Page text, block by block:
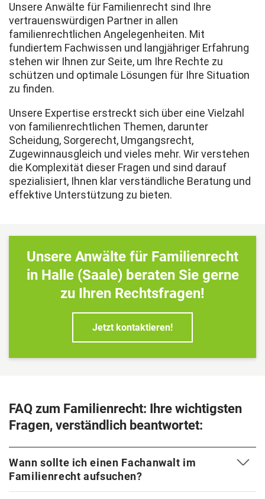
Unsere Anwälte für Familienrecht sind Ihre
vertrauenswürdigen Partner in allen
familienrechtlichen Angelegenheiten. Mit
fundiertem Fachwissen und langjähriger Erfahrung
stehen wir Ihnen zur Seite, um Ihre Rechte zu
schützen und optimale Lösungen für Ihre Situation
zu finden.
Unsere Expertise erstreckt sich über eine Vielzahl
von familienrechtlichen Themen, darunter
Scheidung, Sorgerecht, Umgangsrecht,
Zugewinnausgleich und vieles mehr. Wir verstehen
die Komplexität dieser Fragen und sind darauf
spezialisiert, Ihnen klar verständliche Beratung und
effektive Unterstützung zu bieten.
Unsere Anwälte für Familienrecht
in Halle (Saale) beraten Sie gerne
zu Ihren Rechtsfragen!
Jetzt kontaktieren!
FAQ zum Familienrecht: Ihre wichtigsten
Fragen, verständlich beantwortet:
Wann sollte ich einen Fachanwalt im
Familienrecht aufsuchen?